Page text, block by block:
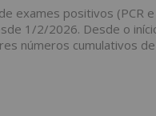
exames positivos (PCR
1/2/2026. Desde o
números cumulativos